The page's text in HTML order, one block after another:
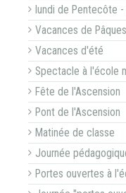
lundi de Pentecôte -
Vacances de Pâques
Vacances d'été
Spectacle à l'école
Fête de l'Ascension
Pont de l'Ascension
Matinée de classe
Journée
Portes ouvertes à